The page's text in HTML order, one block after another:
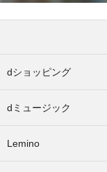
dショッピング
dミュージック
Lemino